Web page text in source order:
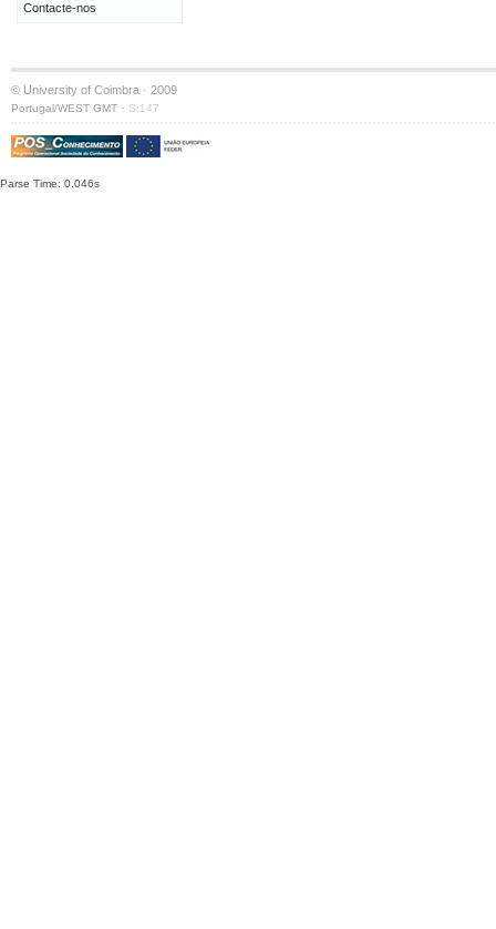
Contacte-nos
© University of Coimbra · 2009
Portugal/WEST GMT · S:147
Parse Time: 0.046s